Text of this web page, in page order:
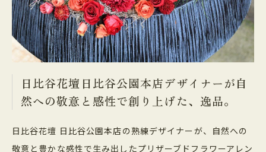
日比谷花壇日比谷公園本店デザイナーが自
然への敬意と感性で創り上げた、逸品。
日比谷花壇 日比谷公園本店の熟練デザイナーが、自然への
敬意と豊かな感性で生み出したプリザーブドフラワーアレン